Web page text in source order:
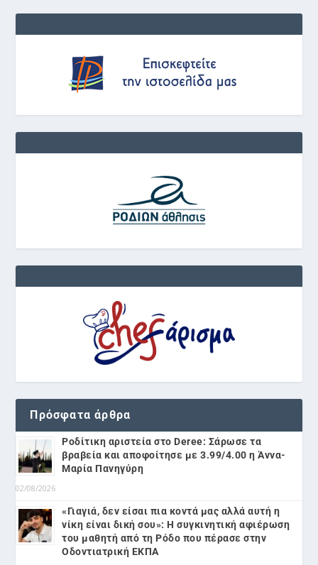
Πρόσφατα άρθρα
Ροδίτικη αριστεία στο Deree: Σάρωσε τα
βραβεία και αποφοίτησε με 3.99/4.00 η Άννα-
Μαρία Πανηγύρη
02/08/2026
«Γιαγιά, δεν είσαι πια κοντά μας αλλά αυτή η
νίκη είναι δική σου»: Η συγκινητική αφιέρωση
του μαθητή από τη Ρόδο που πέρασε στην
Οδοντιατρική ΕΚΠΑ